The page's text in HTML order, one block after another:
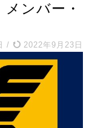
ンバー・
/ 2022年9月23日